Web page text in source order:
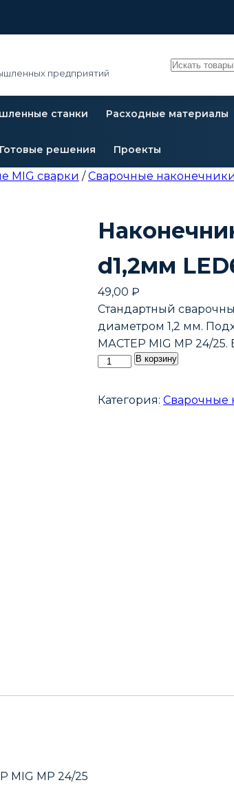
предприятий
Поиск
станки Расходные материалы
Готовые решения Проекты
MIG сварки /Сварочные
d1,2мм
49,00₽
Стандартный
диаметром 1,2 мм.
МАСТЕР MIG MP 24/
Количество
Наконечник
В корзину
Категория:Сварочные
MIG MP 24/25